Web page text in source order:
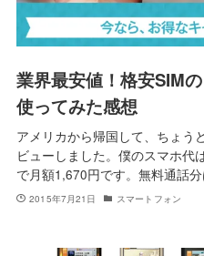
業界最安値！格安SIM
使ってみた感想
アメリカから帰国して、ちょう
ビューしました。僕のスマホ代
で月額1,670円です。無料通話
2015年7月21日 スマートフォン